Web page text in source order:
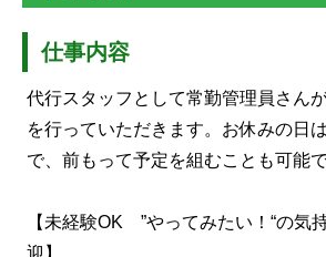
仕事内容
代行スタッフとして常勤管理員さん
を行っていただきます。お休みの日
で、前もって予定を組むことも可能で
【未経験OK ”やってみたい！“の気